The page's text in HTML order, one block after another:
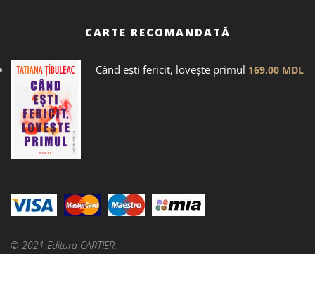
CARTE RECOMANDATĂ
Când ești fericit, lovește primul 169.00 MDL
© 2021 Editura CARTIER.